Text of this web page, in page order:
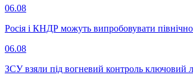
06.08
Росія і КНДР можуть випробовувати
06.08
ЗСУ взяли під вогневий контроль